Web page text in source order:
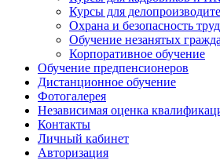
Курсы для
Охрана и безопасность
Обучение незанятых
Корпоративное обучение
Обучение предпенсионеров
Дистанционное обучение
Фотогалерея
Независимая оценка
Контакты
Личный кабинет
Авторизация